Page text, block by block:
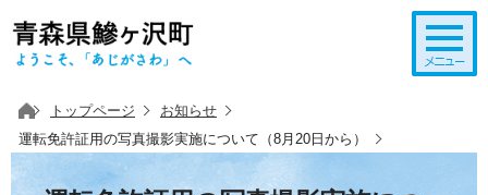
トップページ
お知らせ
運転免許証用の写真撮影実施について（8月20日から）